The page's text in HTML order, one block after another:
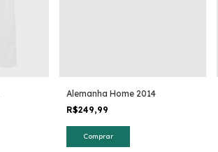
Alemanha Home 2014
R$249,99
Comprar